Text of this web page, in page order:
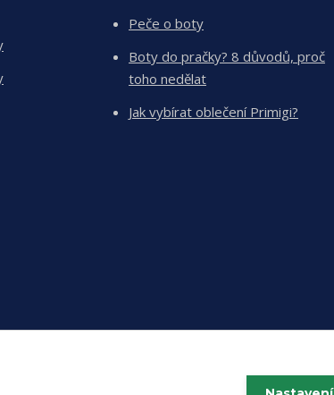
Peče o boty
Boty do pračky? 8 důvodů, proč
toho nedělat
Jak vybírat oblečení Primigi?